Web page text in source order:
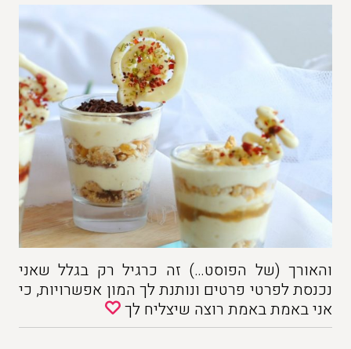
והאורך (של הפוסט…) זה כרגיל רק בגלל שאני
נכנסת לפרטי פרטים ונותנת לך המון אפשרויות, כי
אני באמת באמת רוצה שיצליח לך